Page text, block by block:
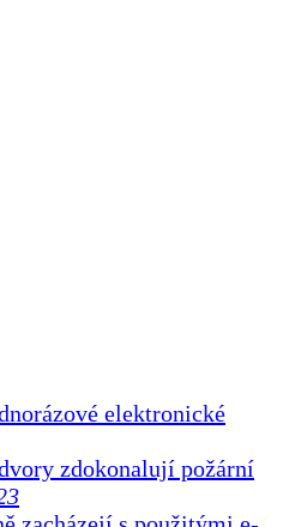
elektronické
zdokonalují požární